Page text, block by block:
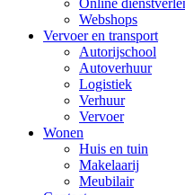
Online
Webshops
Vervoer en transport
Autorijschool
Autoverhuur
Logistiek
Verhuur
Vervoer
Wonen
Huis en tuin
Makelaarij
Meubilair